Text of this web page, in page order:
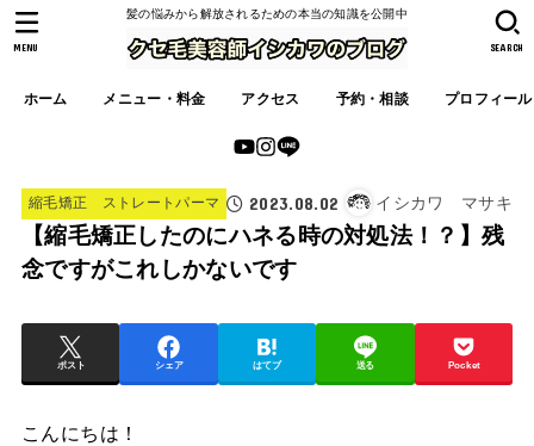
髪の悩みから解放されるための本当の知識を公開中
ホーム メニュー・料金 アクセス 予約・相談 プロフィール
SEARCH
MENU
縮毛矯正 ストレートパーマ 2023.08.02 イシカワ マサキ
【縮毛矯正したのにハネる時の対処法！？】残
念ですがこれしかないです
ポスト シェア はてブ 送る Pocket
こんにちは！